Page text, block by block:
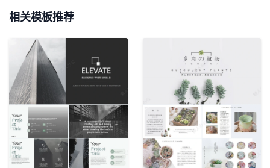
相关模板推荐